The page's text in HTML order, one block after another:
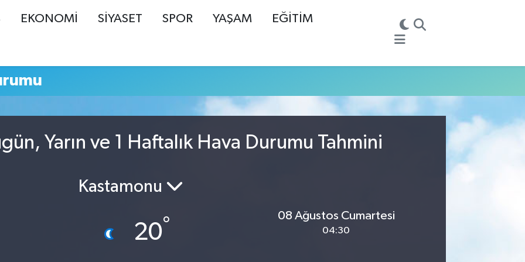
EKONOMİ SİYASET SPOR YAŞAM EĞİTİM
Yarın ve 1 Haftalık Hava Durumu Tahmini
Kastamonu
20°
08 Ağustos Cumartesi
04:30